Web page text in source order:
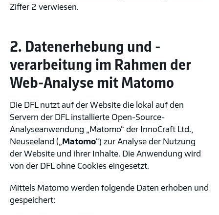
Ziffer 2 verwiesen.
2. Datenerhebung und -
verarbeitung im Rahmen der
Web-Analyse mit Matomo
Die DFL nutzt auf der Website die lokal auf den
Servern der DFL installierte Open-Source-
Analyseanwendung „Matomo“ der InnoCraft Ltd.,
Neuseeland („ Matomo“) zur Analyse der Nutzung
der Website und ihrer Inhalte. Die Anwendung wird
von der DFL ohne Cookies eingesetzt.
Mittels Matomo werden folgende Daten erhoben und
gespeichert: